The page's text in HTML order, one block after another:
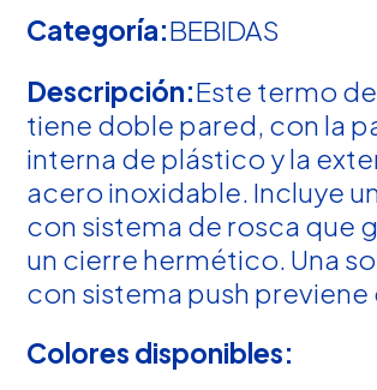
Categoría:BEBIDAS
Descripción:Este termo de
tiene doble pared, con la
interna de plástico y la
acero inoxidable. Incluye
con sistema de rosca que
un cierre hermético. Una
con sistema push previene
Colores disponibles: